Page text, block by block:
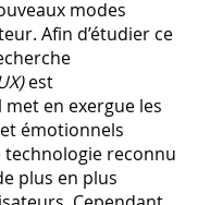
modes
Afin d’étudier ce
est
en exergue les
émotionnels
technologie reconnu
plus en plus